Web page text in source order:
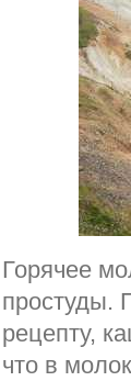
Горячее
простуды.
рецепту,
что в